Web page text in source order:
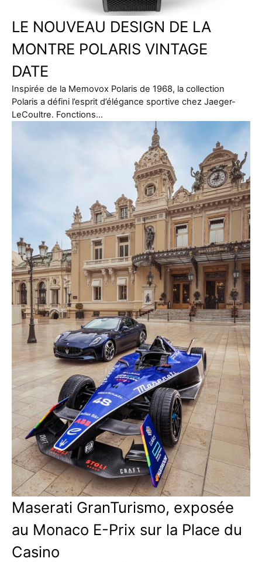
LE NOUVEAU DESIGN DE LA
MONTRE POLARIS VINTAGE
DATE
Inspirée de la Memovox Polaris de 1968, la collection
Polaris a défini l’esprit d’élégance sportive chez Jaeger-
LeCoultre. Fonctions…
Maserati GranTurismo, exposée
au Monaco E-Prix sur la Place du
Casino